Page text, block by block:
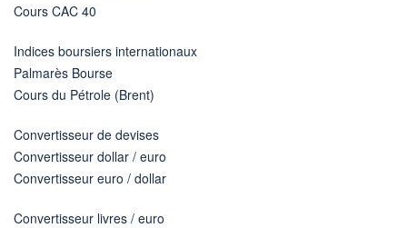
Cours CAC 40
Indices boursiers internationaux
Palmarès Bourse
Cours du Pétrole (Brent)
Convertisseur de devises
Convertisseur dollar / euro
Convertisseur euro / dollar
Convertisseur livres / euro